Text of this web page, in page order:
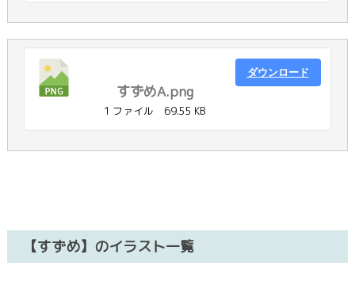
すずめA.png
1 ファイル 69.55 KB
ダウンロード
【すずめ】のイラスト一覧